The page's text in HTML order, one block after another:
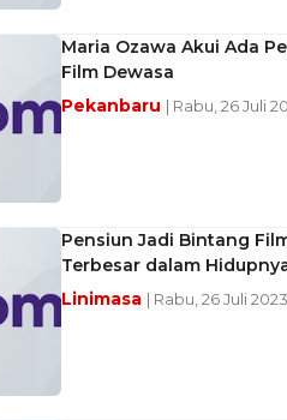
Maria Ozawa Akui Ada
Film Dewasa
Pekanbaru | Rabu, 26 Juli
Pensiun Jadi Bintang
Terbesar dalam
Linimasa | Rabu, 26 Juli 2023